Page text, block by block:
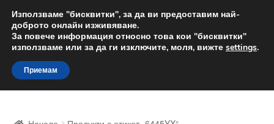
ДОСТАВКА от 12 лв.
Доставка по целия свят
Skip
to
navigation
Skip
to
content
Използваме "бисквитки", за да ви предоставим най-
доброто онлайн изживяване.
За повече информация относно това кои "бисквитки"
използваме или за да ги изключите, моля, вижте settings.
Приемам